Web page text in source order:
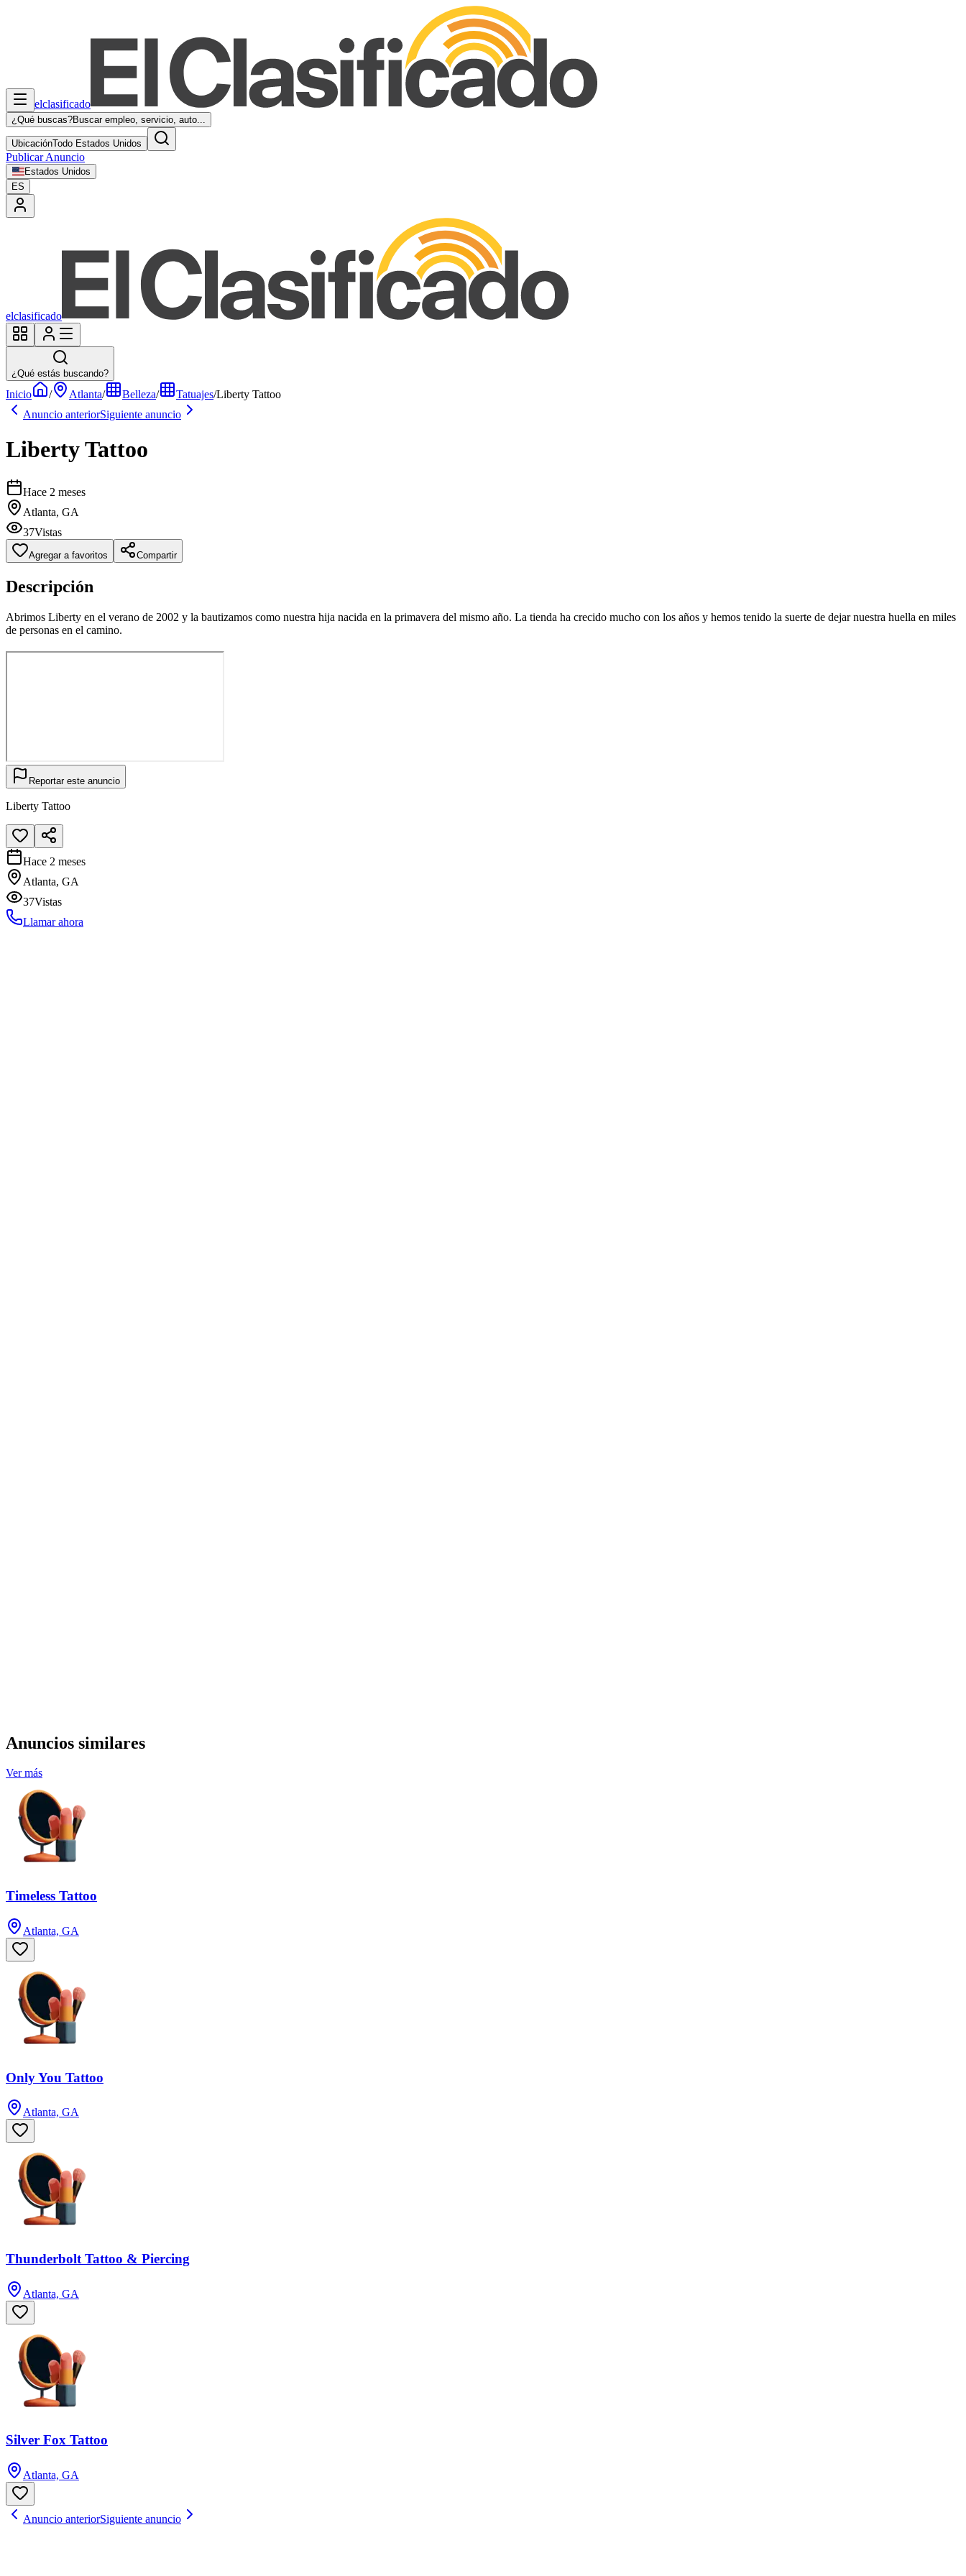
elclasificado
¿Qué buscas?Buscar empleo, servicio, auto...
UbicaciónTodo Estados Unidos
Publicar Anuncio
Estados Unidos
ES
elclasificado
¿Qué estás buscando?
Inicio / Atlanta/ Belleza/ Tatuajes/Liberty Tattoo
Anuncio anteriorSiguiente anuncio
Liberty Tattoo
Hace 2 meses
Atlanta, GA
37Vistas
Agregar a favoritos Compartir
Descripción
Abrimos Liberty en el verano de 2002 y la bautizamos como nuestra hija nacida en la primavera del mismo año. La tienda ha crecido mucho con los años y hemos tenido la suerte de dejar nuestra huella en miles
de personas en el camino.
Reportar este anuncio
Liberty Tattoo
Hace 2 meses
Atlanta, GA
37Vistas
Llamar ahora
Anuncios similares
Ver más
Timeless Tattoo
Atlanta, GA
Only You Tattoo
Atlanta, GA
Thunderbolt Tattoo & Piercing
Atlanta, GA
Silver Fox Tattoo
Atlanta, GA
Anuncio anteriorSiguiente anuncio